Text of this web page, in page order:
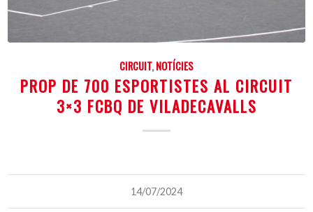
CIRCUIT,NOTÍCIES
PROP DE 700 ESPORTISTES AL CIRCUIT
3×3 FCBQ DE VILADECAVALLS
14/07/2024